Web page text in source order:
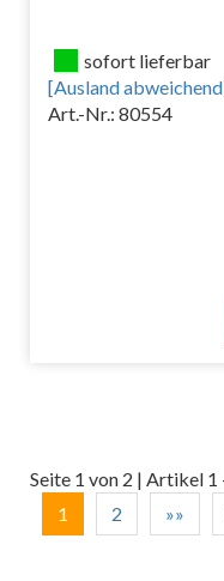
sofort lieferbar
[Ausland abweichend
Art.-Nr.: 80554
Seite 1 von 2 | Artikel 1
1
2 »»